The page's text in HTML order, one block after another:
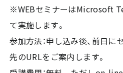
※WEBセミナーはMicrosoft
て実施します。
参加方法：申し込み後、前日
先のURLをご案内します。